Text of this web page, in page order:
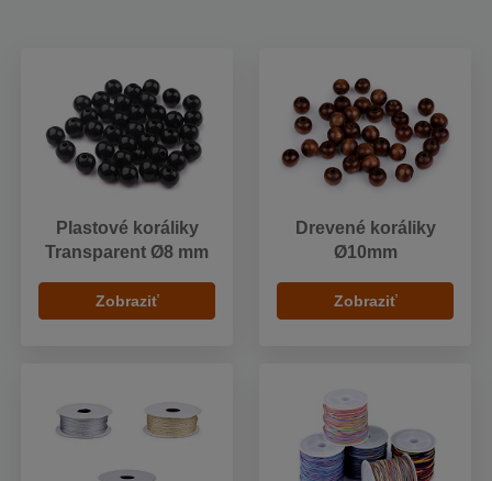
Plastové koráliky
Transparent Ø8 mm
Zobraziť
Drevené koráliky
Ø10mm
Zobraziť